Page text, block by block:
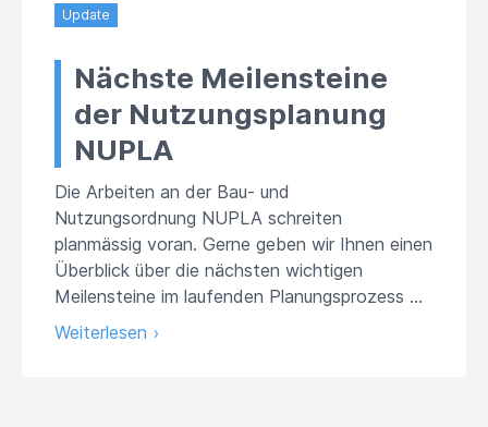
Update
Nächste Meilensteine
der Nutzungsplanung
NUPLA
Die Arbeiten an der Bau- und
Nutzungsordnung NUPLA schreiten
planmässig voran. Gerne geben wir Ihnen einen
Überblick über die nächsten wichtigen
Meilensteine im laufenden Planungsprozess …
Weiterlesen ›